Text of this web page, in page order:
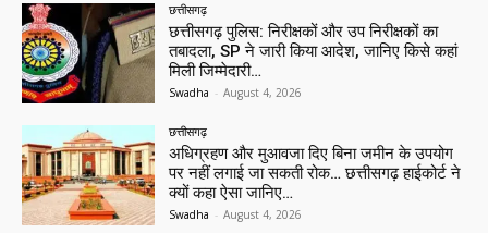
छत्तीसगढ़
छत्तीसगढ़ पुलिस: निरीक्षकों और उप निरीक्षकों का
तबादला, SP ने जारी किया आदेश, जानिए किसे कहां
मिली जिम्मेदारी…
Swadha - August 4, 2026
छत्तीसगढ़
अधिग्रहण और मुआवजा दिए बिना जमीन के उपयोग
पर नहीं लगाई जा सकती रोक… छत्तीसगढ़ हाईकोर्ट ने
क्यों कहा ऐसा जानिए…
Swadha - August 4, 2026